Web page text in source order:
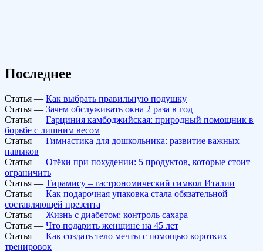
Последнее
Статья — Как выбрать правильную подушку
Статья — Зачем обслуживать окна 2 раза в год
Статья — Гарциния камбоджийская: природный помощник в
борьбе с лишним весом
Статья — Гимнастика для дошкольника: развитие важных
навыков
Статья — Отёки при похудении: 5 продуктов, которые стоит
ограничить
Статья — Тирамису – гастрономический символ Италии
Статья — Как подарочная упаковка стала обязательной
составляющей презента
Статья — Жизнь с диабетом: контроль сахара
Статья — Что подарить женщине на 45 лет
Статья — Как создать тело мечты с помощью коротких
тренировок